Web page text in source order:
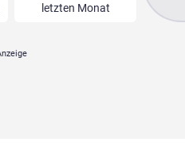
letzten Monat